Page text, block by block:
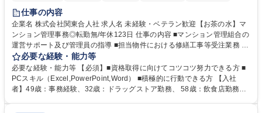
仕事の内容
企業名 株式会社関東合人社 求人名 未経験・ベテラン歓迎【お茶の水】マ
ンション管理事務◎転勤無/年休123日 仕事の内容 ■マンション管理組合の
運営サポート及び管理員の指導 ■担当物件における修繕工事等受注業務 ■
事務所内での事務業務等 ★異業界からの転職者が多数活躍しています
【年収補足】532万円 ＋別途インセンティヴで平均約100万円/年（昨年度
実績） ＋管理業務主任者資格手当50,000円/月 ★親会社である株式会社合
人社計画研究所社のグループ会社として、質の高いサービスと適性価格を
必要な経験・能力等
必要な経験・能力等 【必須】■資格取得に向けてコツコツ努力できる方 ■
PCスキル（Excel,PowerPoint,Word） ■積極的に行動できる方 【入社
者】49歳：事務経験、32歳：ドラッグストア勤務、 58歳：飲食店勤務